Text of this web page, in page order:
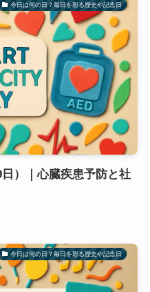
今日は何の日？毎日を彩る歴史や記念日
）｜心臓疾患予防と社
今日は何の日？毎日を彩る歴史や記念日